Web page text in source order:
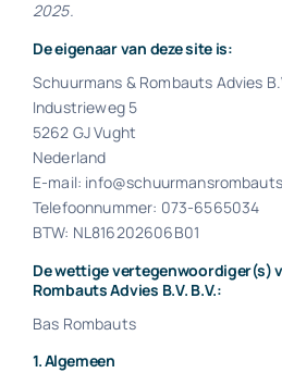
2025.
De eigenaar van deze site is:
Schuurmans & Rombauts Advies
Industrieweg 5
5262 GJ Vught
Nederland
E-mail: info@
Telefoonnummer: 073-6565034
BTW: NL816202606B01
De wettige vertegenwoordiger(s)
Rombauts Advies B.V. B.V.:
Bas Rombauts
1. Algemeen